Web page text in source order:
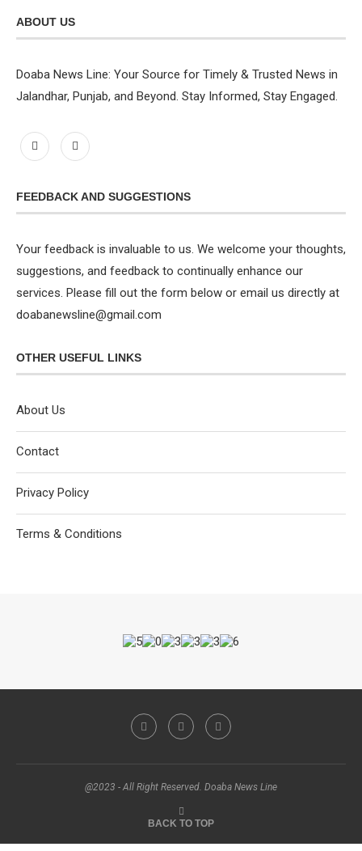
ABOUT US
Doaba News Line: Your Source for Timely & Trusted News in
Jalandhar, Punjab, and Beyond. Stay Informed, Stay Engaged.
FEEDBACK AND SUGGESTIONS
Your feedback is invaluable to us. We welcome your thoughts,
suggestions, and feedback to continually enhance our
services. Please fill out the form below or email us directly at
doabanewsline@gmail.com
OTHER USEFUL LINKS
About Us
Contact
Privacy Policy
Terms & Conditions
@2023 - All Right Reserved. Doaba News Line
BACK TO TOP